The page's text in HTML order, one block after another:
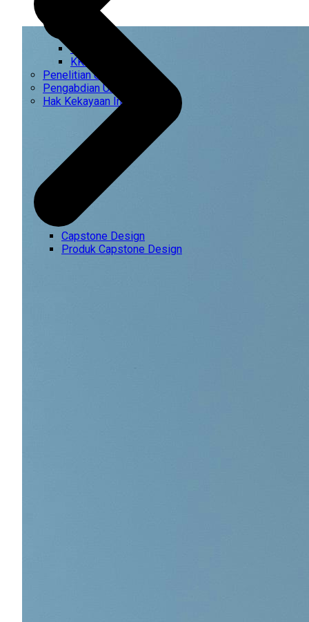
CEMTI
KK Regresi
Penelitian Unggulan
Pengabdian Unggulan
Hak Kekayaan Intelektual
Capstone Design
Produk Capstone Design